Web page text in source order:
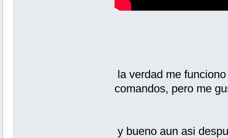
la verdad me
comandos, pero me
y bueno aun asi